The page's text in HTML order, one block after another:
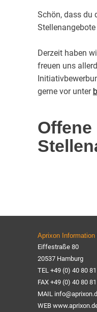
Schön, dass du
Derzeit haben
freuen uns
gerne vor unter
Offene
Aprixon Information
Eiffestraße 80
20537 Hamburg
TEL +49 (0) 40 80
FAX +49 (0) 40 80
MAIL
WEB